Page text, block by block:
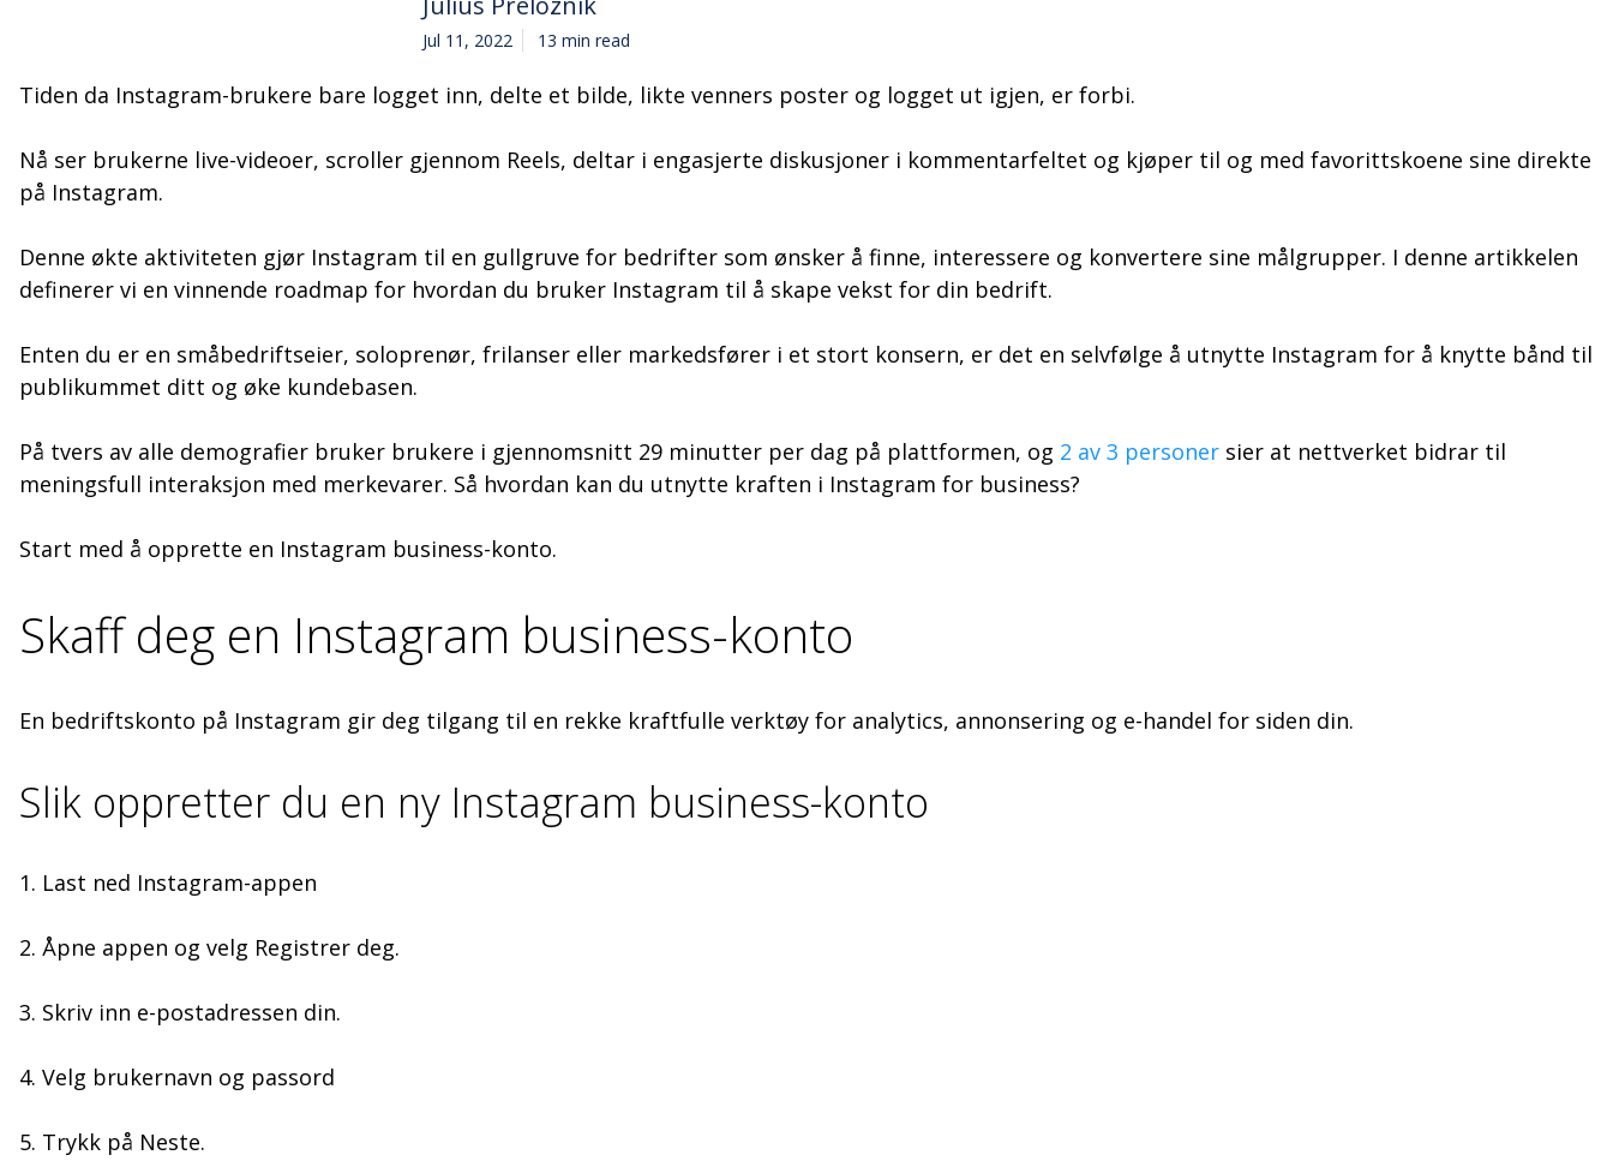
Jul 11, 2022 13 min read
Tiden da Instagram-brukere bare logget inn, delte et bilde, likte venners poster og logget ut igjen, er forbi.
Nå ser brukerne live-videoer, scroller gjennom Reels, deltar i engasjerte diskusjoner i kommentarfeltet og kjøper til og med favorittskoene sine direkte
på Instagram.
Denne økte aktiviteten gjør Instagram til en gullgruve for bedrifter som ønsker å finne, interessere og konvertere sine målgrupper. I denne artikkelen
definerer vi en vinnende roadmap for hvordan du bruker Instagram til å skape vekst for din bedrift.
Enten du er en småbedriftseier, soloprenør, frilanser eller markedsfører i et stort konsern, er det en selvfølge å utnytte Instagram for å knytte bånd til
publikummet ditt og øke kundebasen.
På tvers av alle demografier bruker brukere i gjennomsnitt 29 minutter per dag på plattformen, og 2 av 3 personer sier at nettverket bidrar til
meningsfull interaksjon med merkevarer. Så hvordan kan du utnytte kraften i Instagram for business?
Start med å opprette en Instagram business-konto.
Skaff deg en Instagram business-konto
En bedriftskonto på Instagram gir deg tilgang til en rekke kraftfulle verktøy for analytics, annonsering og e-handel for siden din.
Slik oppretter du en ny Instagram business-konto
1. Last ned Instagram-appen
2. Åpne appen og velg Registrer deg.
3. Skriv inn e-postadressen din.
4. Velg brukernavn og passord
5. Trykk på Neste.